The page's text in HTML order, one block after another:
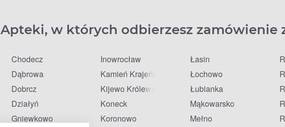
Apteki, w których odbierzesz zamówienie
Chodecz
Dąbrowa
Dobrcz
Działyń
Gniewkowo
Inowrocław
Kamień Krajeński
Kijewo Królewskie
Koneck
Koronowo
Łasin
Łochowo
Łubianka
Mąkowarsko
Mełno